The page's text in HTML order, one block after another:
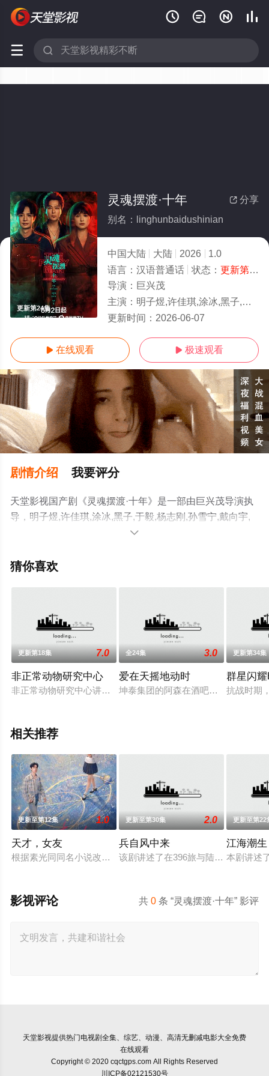
   
 
更新第24集
 分享
灵魂摆渡·十年
别名：linghunbaidushinian
中国大陆 大陆 2026
1.0
语言： 汉语普通话 状态： 更新第24集
导演： 巨兴茂
主演： 明子煜,许佳琪,涂冰,黑子,于毅,杨志刚,孙雪宁,戴向宇,陈冠英,边程,刘智扬,肖茵,王艺禅,李洛伊,韩潇珧,
更新时间： 2026-06-07
 在线观看  极速观看
剧情介绍 我要评分
天堂影视国产剧《灵魂摆渡·十年》是一部由巨兴茂导演执
导，明子煜,许佳琪,涂冰,黑子,于毅,杨志刚,孙雪宁,戴向宇,
陈冠英,边程,刘智扬,肖茵,王艺禅,李洛伊,韩潇珧,简宇熙,邹
信如,姜馥颐,顾振翔,美懿,芮佩怡等明星演员精彩演绎的中
。

猜你喜欢
更新第18集 7.0
非正常动物研究中心
非正常动物研究中心讲述了一个神奇动物园里的疯狂医生和其
全24集 3.0
爱在天摇地动时
坤泰集团的阿森在酒吧与陪酒女零一
更新第34集
群星闪
抗战时期
相关推荐
更新至第12集 1.0
天才，女友
根据素光同同名小说改编。江逾白长大以后，林知夏忽然对他
更新至第30集 2.0
兵自风中来
该剧讲述了在396旅与陆军步兵学院
更新至第22
江海潮生
本剧讲述
共0 条 “灵魂摆渡·十年” 影评
影视评论
天堂影视提供热门电视剧全集、综艺、动漫、高清无删减电影大全免费
在线观看
Copyright © 2020 cqctgps.com All Rights Reserved
川ICP备02121530号